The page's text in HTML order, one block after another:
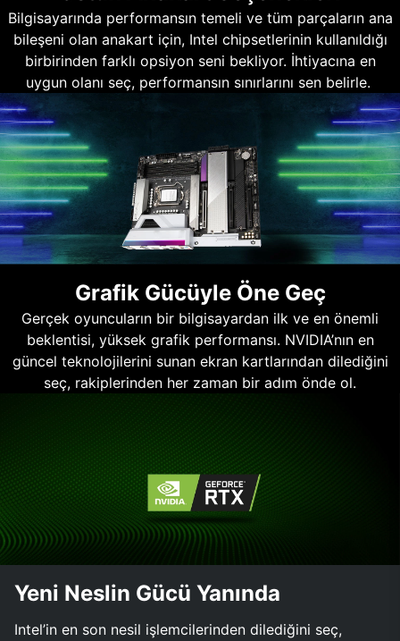
Bilgisayarında performansın temeli ve tüm parçaların ana
bileşeni olan anakart için, Intel chipsetlerinin kullanıldığı
birbirinden farklı opsiyon seni bekliyor. İhtiyacına en
uygun olanı seç, performansın sınırlarını sen belirle.
Grafik Gücüyle Öne Geç
Gerçek oyuncuların bir bilgisayardan ilk ve en önemli
beklentisi, yüksek grafik performansı. NVIDIA’nın en
güncel teknolojilerini sunan ekran kartlarından dilediğini
seç, rakiplerinden her zaman bir adım önde ol.
Yeni Neslin Gücü Yanında
Intel’in en son nesil işlemcilerinden dilediğini seç,